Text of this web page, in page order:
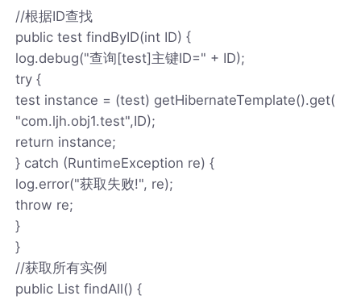
//根据ID查找
public test findByID(int ID) {
log.debug("查询[test]主键ID=" + ID);
try {
test instance = (test) getHibernateTemplate().get(
"com.ljh.obj1.test",ID);
return instance;
} catch (RuntimeException re) {
log.error("获取失败!", re);
throw re;
}
}
//获取所有实例
public List findAll() {